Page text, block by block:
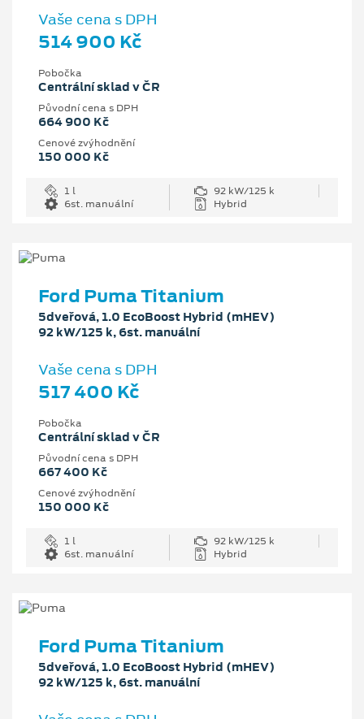
Vaše cena s DPH
514 900 Kč
Pobočka
Centrální sklad v ČR
Původní cena s DPH
664 900 Kč
Cenové zvýhodnění
150 000 Kč
1 l
92 kW/125 k
6st. manuální
Hybrid
Ford Puma Titanium
5dveřová, 1.0 EcoBoost Hybrid (mHEV)
92 kW/125 k, 6st. manuální
Vaše cena s DPH
517 400 Kč
Pobočka
Centrální sklad v ČR
Původní cena s DPH
667 400 Kč
Cenové zvýhodnění
150 000 Kč
1 l
92 kW/125 k
6st. manuální
Hybrid
Ford Puma Titanium
5dveřová, 1.0 EcoBoost Hybrid (mHEV)
92 kW/125 k, 6st. manuální